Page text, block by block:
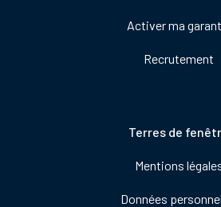
Activer ma
Recrutement
Terres de
Mentions
Données